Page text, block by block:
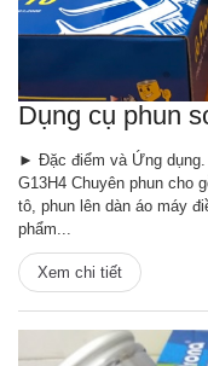
Dụng cụ phun
► Đặc điểm và Ứng dụng.
G13H4 Chuyên phun cho
tô, phun lên dàn áo máy
phẩm...
Xem chi tiết